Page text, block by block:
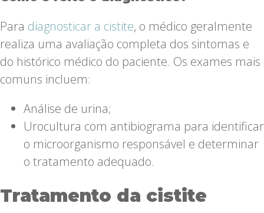
Para diagnosticar a cistite, o médico geralmente
realiza uma avaliação completa dos sintomas e
do histórico médico do paciente. Os exames mais
comuns incluem:
Análise de urina;
Urocultura com antibiograma para identificar
o microorganismo responsável e determinar
o tratamento adequado.
Tratamento da cistite